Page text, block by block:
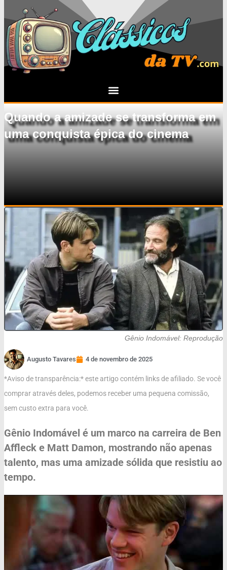
Quando a amizade se transforma em
uma conquista épica do cinema
Gênio Indomável: Reprodução
Augusto Tavares 4 de novembro de 2025
*Aviso de transparência:* este artigo contém links de afiliado. Se você
comprar através deles, podemos receber uma pequena comissão,
sem custo extra para você.
Gênio Indomável é um marco na carreira de Ben
Affleck e Matt Damon, mostrando não apenas
talento, mas uma amizade sólida que resistiu ao
tempo.